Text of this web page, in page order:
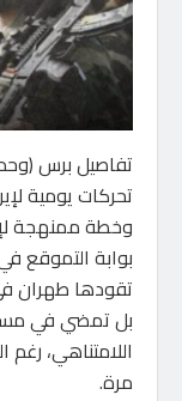
تفاصيل برس
تحركات يومية
وخطة ممنهجة
بوابة التموقع
تقودها طهران
بل تمضي في
اللامتناهي،
مرة.